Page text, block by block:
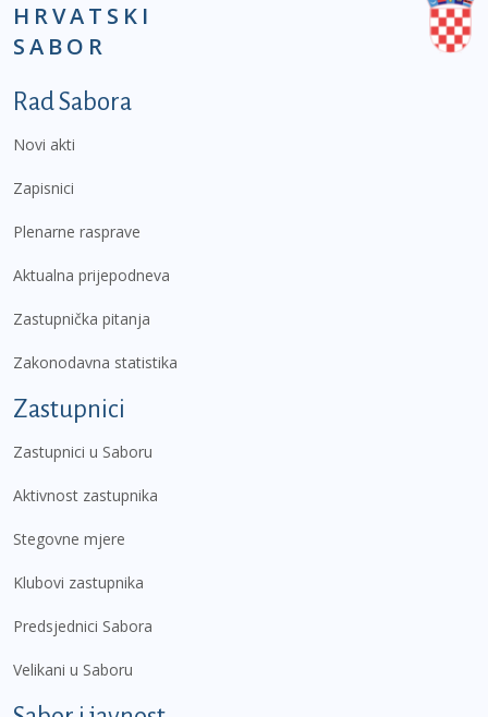
HRVATSKI
SABOR
Podnožje prvi izbornik
Rad Sabora
Novi akti
Zapisnici
Plenarne rasprave
Aktualna prijepodneva
Zastupnička pitanja
Zakonodavna statistika
Zastupnici
Zastupnici u Saboru
Aktivnost zastupnika
Stegovne mjere
Klubovi zastupnika
Predsjednici Sabora
Velikani u Saboru